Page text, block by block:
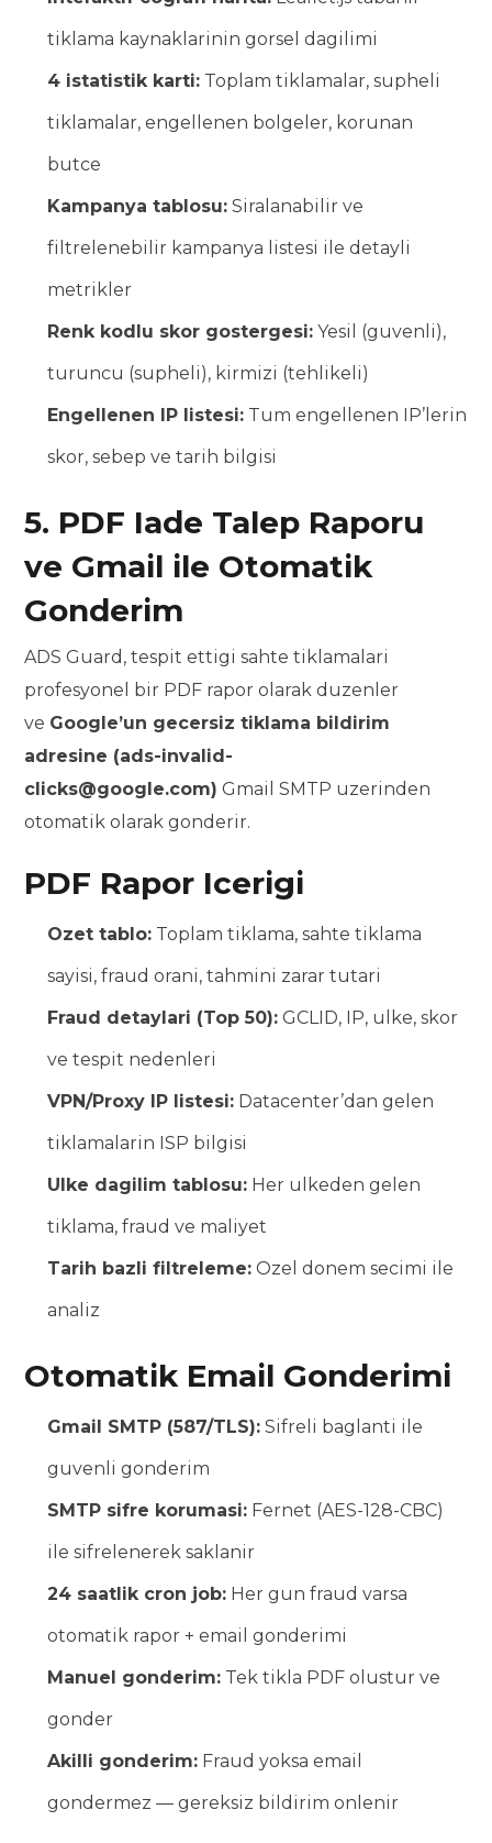
tiklama kaynaklarinin gorsel dagilimi
4 istatistik karti: Toplam tiklamalar, supheli
tiklamalar, engellenen bolgeler, korunan
butce
Kampanya tablosu: Siralanabilir ve
filtrelenebilir kampanya listesi ile detayli
metrikler
Renk kodlu skor gostergesi: Yesil (guvenli),
turuncu (supheli), kirmizi (tehlikeli)
Engellenen IP listesi: Tum engellenen IP’lerin
skor, sebep ve tarih bilgisi
5. PDF Iade Talep Raporu
ve Gmail ile Otomatik
Gonderim
ADS Guard, tespit ettigi sahte tiklamalari
profesyonel bir PDF rapor olarak duzenler
ve Google’un gecersiz tiklama bildirim
adresine (ads-invalid-
clicks@google.com) Gmail SMTP uzerinden
otomatik olarak gonderir.
PDF Rapor Icerigi
Ozet tablo: Toplam tiklama, sahte tiklama
sayisi, fraud orani, tahmini zarar tutari
Fraud detaylari (Top 50): GCLID, IP, ulke, skor
ve tespit nedenleri
VPN/Proxy IP listesi: Datacenter’dan gelen
tiklamalarin ISP bilgisi
Ulke dagilim tablosu: Her ulkeden gelen
tiklama, fraud ve maliyet
Tarih bazli filtreleme: Ozel donem secimi ile
analiz
Otomatik Email Gonderimi
Gmail SMTP (587/TLS): Sifreli baglanti ile
guvenli gonderim
SMTP sifre korumasi: Fernet (AES-128-CBC)
ile sifrelenerek saklanir
24 saatlik cron job: Her gun fraud varsa
otomatik rapor + email gonderimi
Manuel gonderim: Tek tikla PDF olustur ve
gonder
Akilli gonderim: Fraud yoksa email
gondermez — gereksiz bildirim onlenir